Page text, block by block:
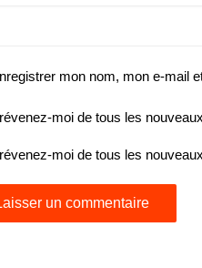
mon nom, mon e-mail
moi de tous les
moi de tous les